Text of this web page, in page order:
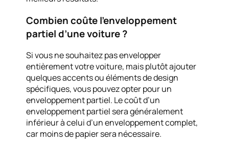
Combien coûte l’enveloppement
partiel d’une voiture ?
Si vous ne souhaitez pas envelopper
entièrement votre voiture, mais plutôt ajouter
quelques accents ou éléments de design
spécifiques, vous pouvez opter pour un
enveloppement partiel. Le coût d’un
enveloppement partiel sera généralement
inférieur à celui d’un enveloppement complet,
car moins de papier sera nécessaire.